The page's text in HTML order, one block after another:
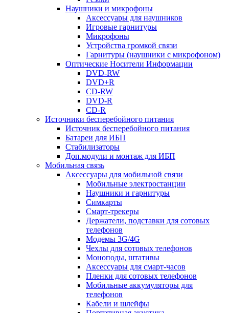
Наушники и микрофоны
Аксессуары для наушников
Игровые гарнитуры
Микрофоны
Устройства громкой связи
Гарнитуры (наушники с микрофоном)
Оптические Носители Информации
DVD-RW
DVD+R
CD-RW
DVD-R
CD-R
Источники бесперебойного питания
Источник бесперебойного питания
Батареи для ИБП
Стабилизаторы
Доп.модули и монтаж для ИБП
Мобильная связь
Аксессуары для мобильной связи
Мобильные электростанции
Наушники и гарнитуры
Симкарты
Смарт-трекеры
Держатели, подставки для сотовых
телефонов
Модемы 3G/4G
Чехлы для сотовых телефонов
Моноподы, штативы
Аксессуары для смарт-часов
Пленки для сотовых телефонов
Мобильные аккумуляторы для
телефонов
Кабели и шлейфы